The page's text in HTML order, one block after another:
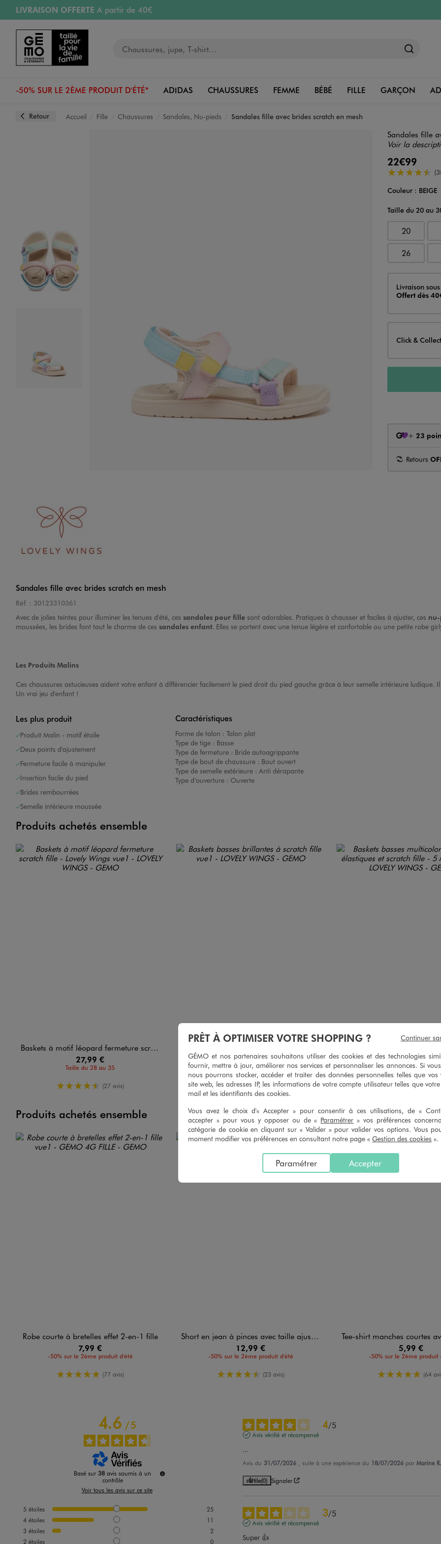
Aller au contenu principal
Aller à la navigation
LIVRAISON OFFERTE A partir de 40€
RETRAIT ET LIVRAISON OFFERTE
RÉSERVATION GRATUITE
4h en magasin
Retours OFFERTSpendant 30 jours
-50% SUR LE 2ÈME PRODUIT D'ÉTÉ* ADIDAS CHAUSSURES FEMME BÉBÉ FILLE GARÇON
Retour Accueil Fille Chaussures Sandales, Nu-pieds Sandales fille avec brides scratch en mesh
Image 7 sur 8
Image 8 sur 8
Sandales fille
Voir la
22€99
4.5/5 de
Couleur
Couleur : BEIGE
Taille du 20 au
20
26
Livraison
Livraison
Offert dès
Click &
+ 23
Retours
Sandales fille avec brides scratch en mesh
Réf. : 30123310361
Avec de jolies teintes pour illuminer les tenues d'été, ces sandales pour fille sont adorables. Pratiques à chausser et faciles à ajuster, ces
moussées, les brides font tout le charme de ces sandales enfant. Elles se portent avec une tenue légère et confortable ou une petite robe
Les Produits Malins
Ces chaussures astucieuses aident votre enfant à différencier facilement le pied droit du pied gauche grâce à leur semelle intérieure
Un vrai jeu d'enfant !
Les plus produit
Produit Malin - motif étoile
Deux points d'ajustement
Fermeture facile à manipuler
Insertion facile du pied
Brides rembourrées
Semelle intérieure moussée
Caractéristiques
Forme de talon : Talon plat
Type de tige : Basse
Type de fermeture : Bride autoagrippante
Type de bout de chaussure : Bout ouvert
Type de semelle extérieure : Anti dérapante
Type d’ouverture : Ouverte
Produits achetés ensemble
Baskets à motif léopard fermeture scratch fille - Lovely Wings
27,99 €
Taille du 28 au 35
4.5/5 de moyenne
(27 avis)
29,99 €
Taille du 20 au 30
5/5 de moyenne
(34 avis)
19,99 €
5/5 de (99
Produits achetés ensemble
Robe courte à bretelles effet 2-en-1 fille
7,99 €
-50% sur le 2ème produit d'été
5/5 de moyenne
(77 avis)
Short en jean à pinces avec taille ajustable fille
12,99 €
-50% sur le 2ème produit d'été
4.5/5 de moyenne
(23 avis)
Tee-shirt manches courtes avec
5,99 €
-50% sur le 2ème produit
5/5 de (64
4.6/5
Basé sur38 avis soumis à un
contrôle
Voir tous les avis sur ce site
5 étoiles
25
4 étoiles
11
3 étoiles
2
2 étoiles 0
4/5
Avis vérifié et récompensé
...
Avis du 31/07/2026 , suite à une expérience du 18/07/2026 par Marine R.
Utile(0) Signaler
3/5
Avis vérifié et récompensé
Super 👍
PRÊT À OPTIMISER VOTRE SHOPPING ?
GÉMO et nos partenaires souhaitons utiliser des cookies et des technologies
fournir, mettre à jour, améliorer nos services et personnaliser les annonces. Si
nous pourrons stocker, accéder et traiter des données personnelles telles que vos
site web, les adresses IP, les informations de votre compte utilisateur telles que
mail et les identifiants des cookies.
Vous avez le choix d'« Accepter » pour consentir à ces utilisations, de «
accepter » pour vous y opposer ou de « Paramétrer » vos préférences
catégorie de cookie en cliquant sur « Valider » pour valider vos options. Vous
moment modifier vos préférences en consultant notre page « Gestion des cookies ».
Accepter
Paramétrer
Continuer